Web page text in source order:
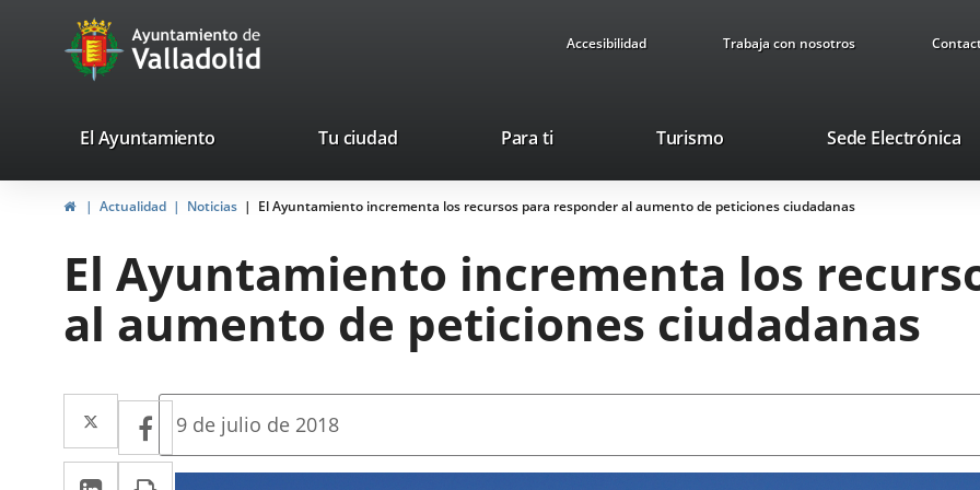
Portal
Web
Ayuntamiento
de
Accesibilidad Trabaja con nosotros
valladolid.es
El Ayuntamiento Tu ciudad Para ti TurismoEste
se
abrirá
una
ventana
nueva.
Sede Electrónica
InicioActualidad Noticias El Ayuntamiento incrementa los recursos para responder al aumento de peticiones ciudadanas
El Ayuntamiento incrementa los
al aumento de peticiones ciudadanas
Twitter
Enlace
a
Facebook
Enlace
a
LinkedIn
EnlaceImprimir
Fecha
la
9 de julio de 2018